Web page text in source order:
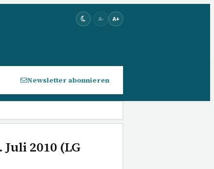
A- A+
Newsletter abonnieren
Juli 2010 (LG